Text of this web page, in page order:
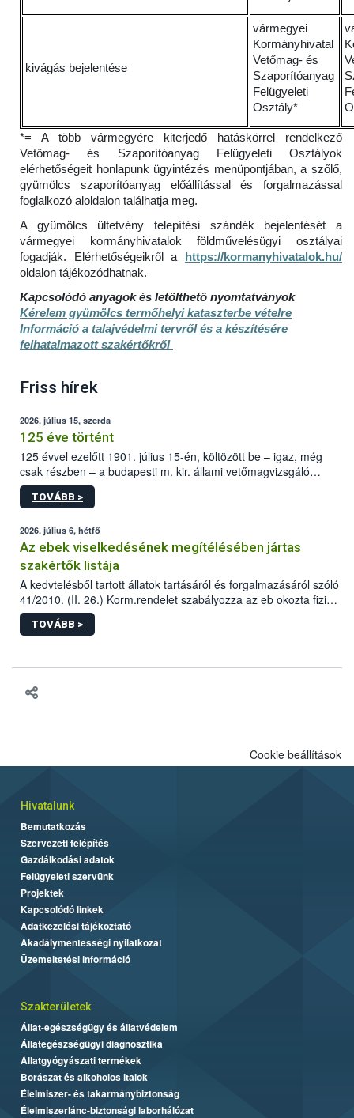
kivágás bejelentése
vármegyei
Kormányhivatal
Vetőmag- és
Szaporítóanyag
Felügyeleti
Osztály*
*= A több vármegyére kiterjedő hatáskörrel rendelkező
Vetőmag- és Szaporítóanyag Felügyeleti Osztályok
elérhetőségeit honlapunk ügyintézés menüpontjában, a szőlő,
gyümölcs szaporítóanyag előállítással és forgalmazással
foglalkozó aloldalon találhatja meg.
A gyümölcs ültetvény telepítési szándék bejelentését a
vármegyei kormányhivatalok földművelésügyi osztályai
fogadják. Elérhetőségeikről a
https://kormanyhivatalok.hu/
oldalon tájékozódhatnak.
Kapcsolódó anyagok és letölthető nyomtatványok
Kérelem gyümölcs termőhelyi kataszterbe vételre
Információ a talajvédelmi tervről és a készítésére
felhatalmazott szakértőkről
Friss hírek
2026. július 15, szerda
125 éve történt
125 évvel ezelőtt 1901. július 15-én, költözött be – igaz, még
csak részben – a budapesti m. kir. állami vetőmagvizsgáló
állomás a Kis Rókus utca 15. szám alatti, Czigler Győző által
tervezett új épületébe.
TOVÁBB >
2026. július 6, hétfő
Az ebek viselkedésének megítélésében jártas
szakértők listája
A kedvtelésből tartott állatok tartásáról és forgalmazásáról szóló
41/2010. (II. 26.) Korm.rendelet szabályozza az eb okozta fizikai
sérülés, illetve ennek veszélye keletkezésekor felmerülő
hatósági feladatokat, valamint a veszélyes eb tartását és annak
TOVÁBB >
Cookie beállítások
Hivatalunk
Bemutatkozás
Szervezeti felépítés
Gazdálkodási adatok
Felügyeleti szervünk
Projektek
Kapcsolódó linkek
Adatkezelési tájékoztató
Akadálymentességi nyilatkozat
Üzemeltetési információ
Szakterületek
Állat-egészségügy és állatvédelem
Állategészségügyi diagnosztika
Állatgyógyászati termékek
Borászat és alkoholos italok
Élelmiszer- és takarmánybiztonság
Élelmiszerlánc-biztonsági laborhálózat